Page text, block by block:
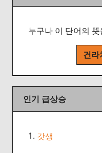
누구나 이 단어의
건라
인기 급상승
1. 갓생